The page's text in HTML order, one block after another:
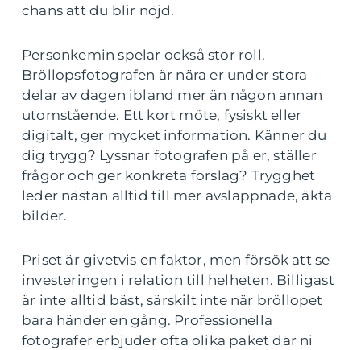
chans att du blir nöjd.
Personkemin spelar också stor roll.
Bröllopsfotografen är nära er under stora
delar av dagen ibland mer än någon annan
utomstående. Ett kort möte, fysiskt eller
digitalt, ger mycket information. Känner du
dig trygg? Lyssnar fotografen på er, ställer
frågor och ger konkreta förslag? Trygghet
leder nästan alltid till mer avslappnade, äkta
bilder.
Priset är givetvis en faktor, men försök att se
investeringen i relation till helheten. Billigast
är inte alltid bäst, särskilt inte när bröllopet
bara händer en gång. Professionella
fotografer erbjuder ofta olika paket där ni